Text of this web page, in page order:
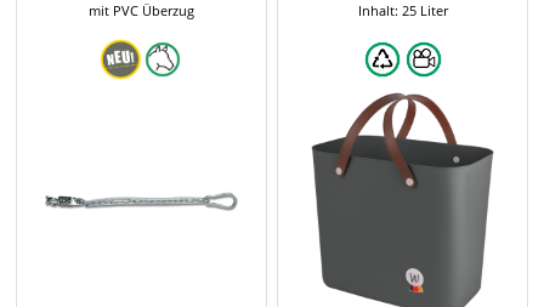
mit PVC Überzug Inhalt: 25 Liter